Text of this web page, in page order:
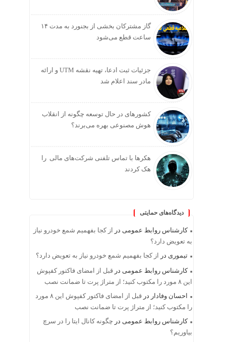
گاز مشترکان بخشی از بجنورد به مدت ۱۴
ساعت قطع می‌شود
جزئیات ثبت ادعا، تهیه نقشه UTM و ارائه
مادر سند اعلام شد
کشورهای در حال توسعه چگونه از انقلاب
هوش مصنوعی بهره می‌برند؟
هکرها با تماس تلفنی شرکت‌های مالی را
هک کردند
دیدگاه‌های حمایتی
کارشناس روابط عمومی در
از کجا بفهمیم شمع خودرو نیاز
به تعویض دارد؟
تیموری در
از کجا بفهمیم شمع خودرو نیاز به تعویض دارد؟
کارشناس روابط عمومی در قبل از امضای فاکتور کفپوش
این ۸ مورد را مکتوب کنید؛ از متراژ پرت تا ضمانت نصب
احسان وفادار در
قبل از امضای فاکتور کفپوش این ۸ مورد
را مکتوب کنید؛ از متراژ پرت تا ضمانت نصب
کارشناس روابط عمومی در چگونه کانال ایتا را در سرچ
بیاوریم؟